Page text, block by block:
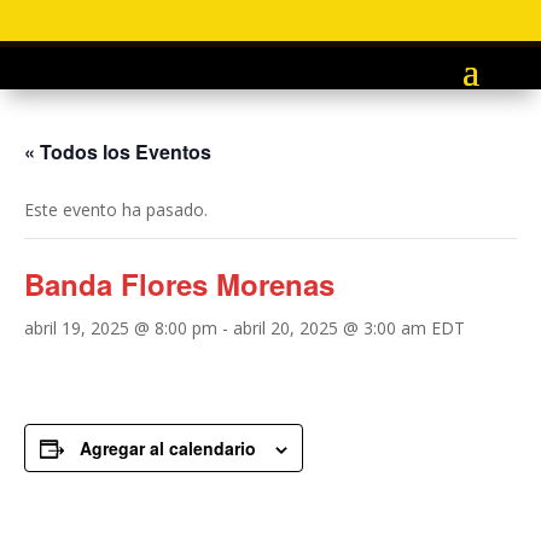
« Todos los Eventos
Este evento ha pasado.
Banda Flores Morenas
abril 19, 2025 @ 8:00 pm - abril 20, 2025 @ 3:00 am EDT
Agregar al calendario